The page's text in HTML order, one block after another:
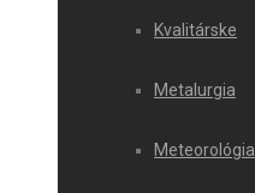
Kvalitárske
Metalurgia
Meteorológia